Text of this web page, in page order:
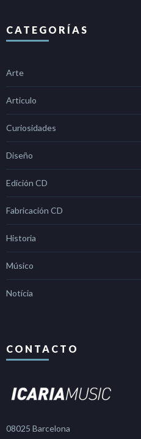
CATEGORÍAS
Arte
Articulo
Curiosidades
Diseño
Edición CD
Fabricación CD
Historia
Músico
Notícia
CONTACTO
08025 Barcelona